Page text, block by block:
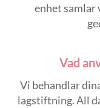
enhet samlar
Vad
Vi behandlar
lagstiftning. All